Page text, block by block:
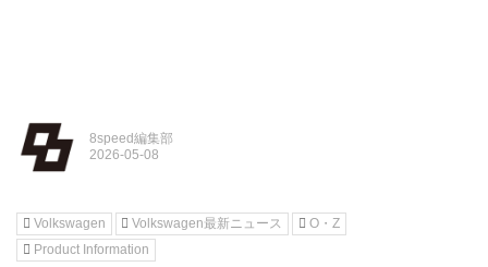
8speed編集部
Volkswagen Volkswagen最新ニュース
O・Z
Product Information